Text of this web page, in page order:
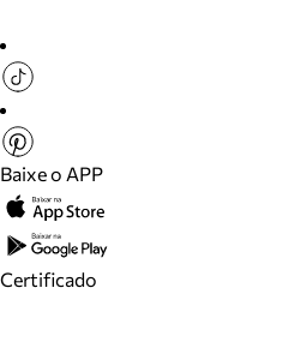
Baixe o APP
Certificado